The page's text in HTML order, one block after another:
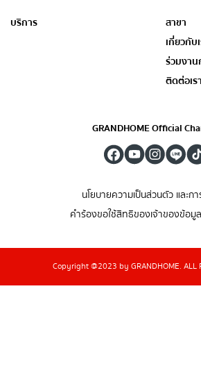
บริการ
สาขา
เกี่ยวกับ
ร่วมงาน
ติดต่อเรา
GRANDHOME Official
นโยบายความเป็นส่วนตัว และก
คำร้องขอใช้สิทธิของเจ้าของข้อ
Copyright @2023 by GRANDHOME. ALL